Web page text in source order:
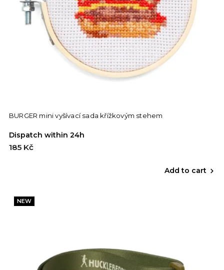
BURGER mini vyšívací sada křížkovým stehem
Dispatch within 24h
185 Kč
Add to cart
NEW